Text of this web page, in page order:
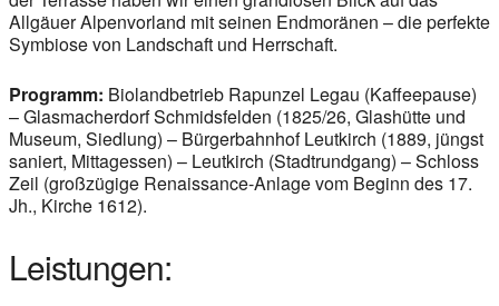
Allgäuer Alpenvorland mit seinen Endmoränen – die perfekte
Symbiose von Landschaft und Herrschaft.
Programm: Biolandbetrieb Rapunzel Legau (Kaffeepause)
– Glasmacherdorf Schmidsfelden (1825/26, Glashütte und
Museum, Siedlung) – Bürgerbahnhof Leutkirch (1889, jüngst
saniert, Mittagessen) – Leutkirch (Stadtrundgang) – Schloss
Zeil (großzügige Renaissance-Anlage vom Beginn des 17.
Jh., Kirche 1612).
Leistungen: